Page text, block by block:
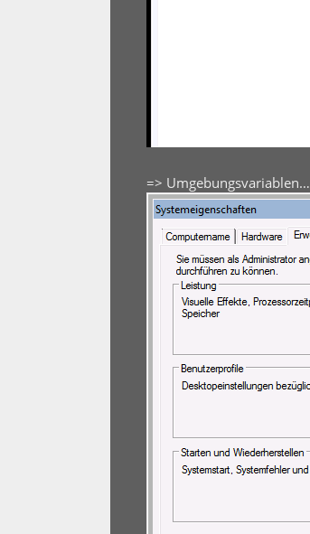
=> Umgebungsvariablen…